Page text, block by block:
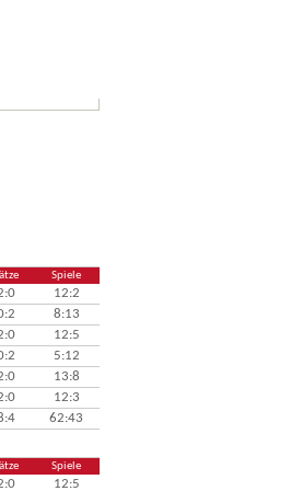
Spiele
12:2
8:13
12:5
5:12
13:8
12:3
62:43
Spiele
12:5